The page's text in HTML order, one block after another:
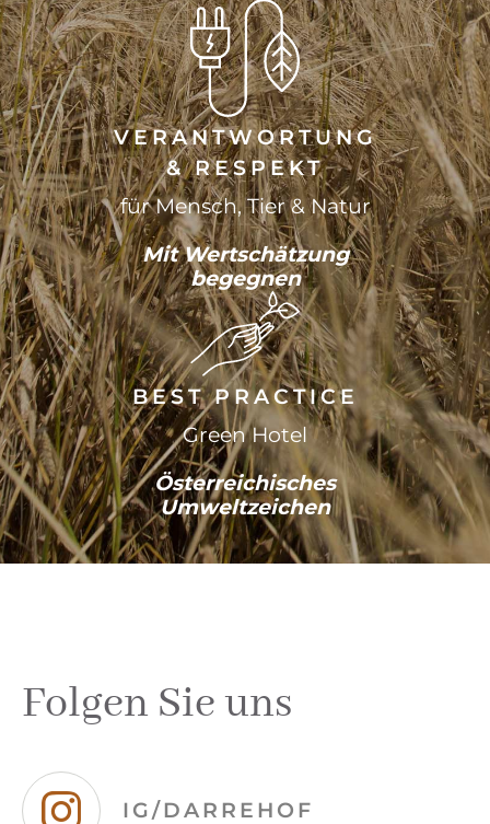
VERANTWORTUNG
& RESPEKT
für Mensch, Tier & Natur
Mit Wertschätzung
begegnen
BEST PRACTICE
Green Hotel
Österreichisches
Umweltzeichen
Folgen Sie uns
IG/DARREHOF